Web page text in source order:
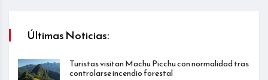
Últimas Noticias:
Turistas visitan Machu Picchu con normalidad tras
controlarse incendio forestal